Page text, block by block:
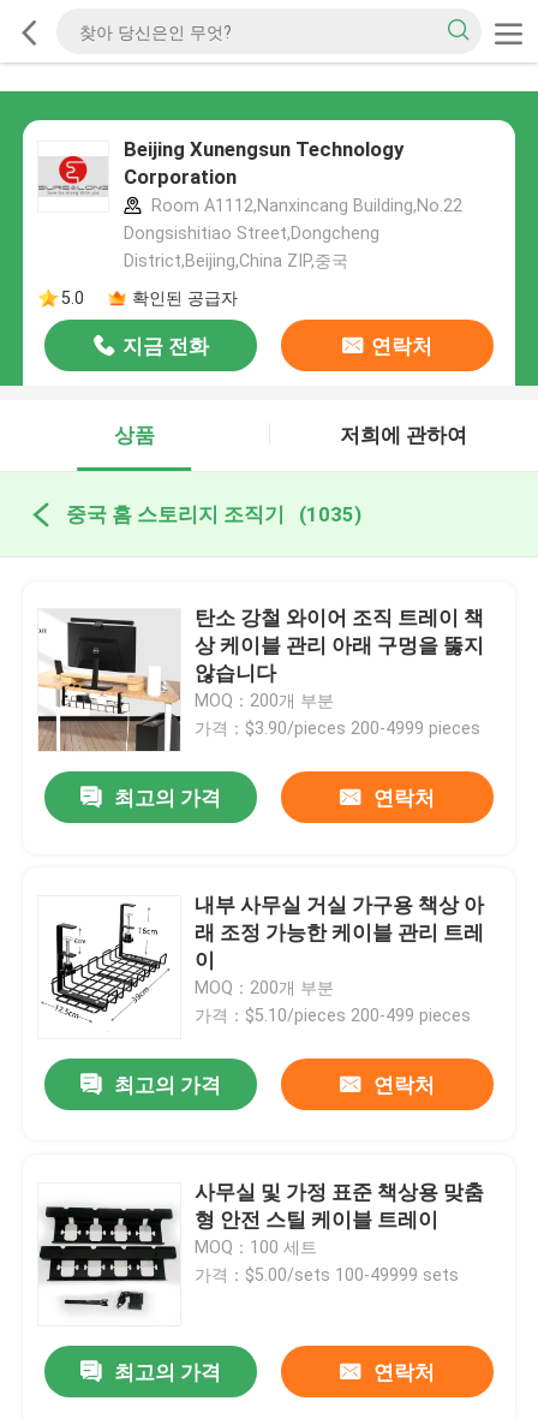
Beijing Xunengsun Technology
Corporation
Room A1112,Nanxincang Building,No.22
Dongsishitiao Street,Dongcheng
District,Beijing,China ZIP,중국
5.0
확인된 공급자
지금 전화 연락처
상품 저희에 관하여
중국 홈 스토리지 조직기 (1035)
탄소 강철 와이어 조직 트레이 책
상 케이블 관리 아래 구멍을 뚫지
않습니다
MOQ：200개 부분
가격：$3.90/pieces 200-4999 pieces
최고의 가격 연락처
내부 사무실 거실 가구용 책상 아
래 조정 가능한 케이블 관리 트레
이
MOQ：200개 부분
가격：$5.10/pieces 200-499 pieces
최고의 가격 연락처
사무실 및 가정 표준 책상용 맞춤
형 안전 스틸 케이블 트레이
MOQ：100 세트
가격：$5.00/sets 100-49999 sets
최고의 가격 연락처